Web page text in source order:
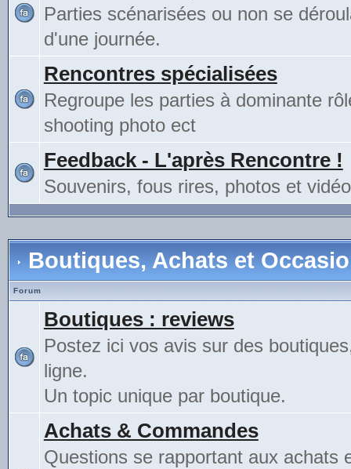
Parties scénarisées ou non se
d'une journée.
Rencontres spécialisées
Regroupe les parties à dominante
shooting photo ect
Feedback - L'après Rencontre !
Souvenirs, fous rires, photos et
Boutiques, Achats et
Forum
Boutiques : reviews
Postez ici vos avis sur des
ligne.
Un topic unique par boutique.
Achats & Commandes
Questions se rapportant aux achats